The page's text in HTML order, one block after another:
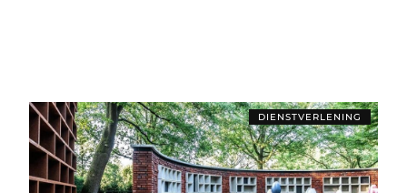
DIENSTVERLENING